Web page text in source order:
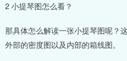
2 小提琴图怎么看？
那具体怎么解读一张小提琴图呢？
外部的密度图以及内部的箱线图。